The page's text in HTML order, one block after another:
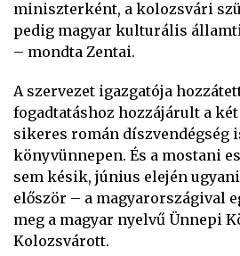
miniszterként, a kolozsvári
pedig magyar kulturális
– mondta Zentai.
A szervezet igazgatója
fogadtatáshoz hozzájárult a
sikeres román díszvendégség
könyvünnepen. És a mostani
sem késik, június elején
először – a magyarországival
meg a magyar nyelvű Ünnepi
Kolozsvárott.